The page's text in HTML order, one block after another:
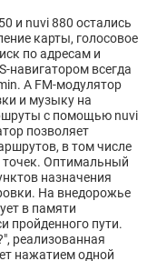
и nuvi 880 остались
карты, голосовое
по адресам и
навигатором всегда
А FM-модулятор
и музыку на
с помощью nuvi
позволяет
в том числе
точек. Оптимальный
назначения
На внедорожье
в памяти
пройденного пути.
реализованная
нажатием одной